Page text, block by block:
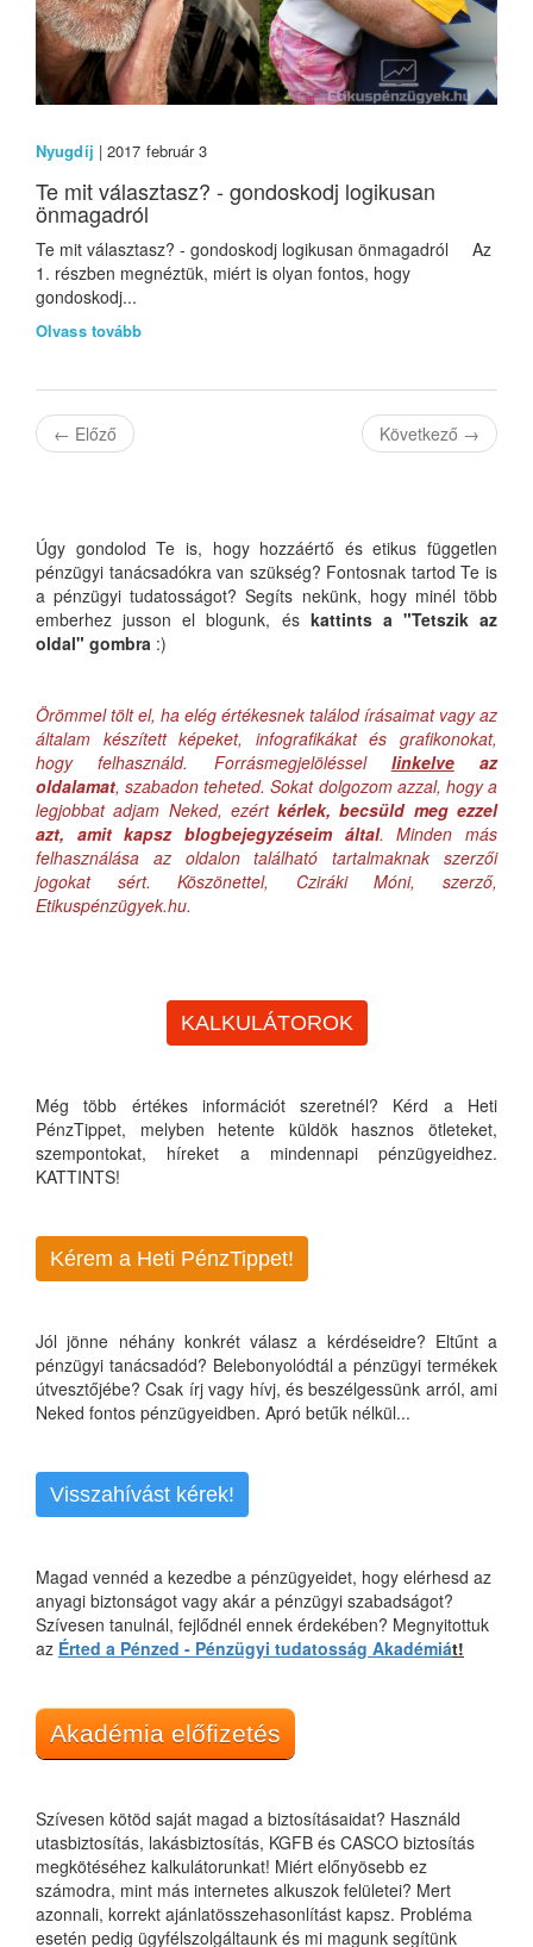
Nyugdíj | 2017 február 3
Te mit választasz? - gondoskodj logikusan
önmagadról
Te mit választasz? - gondoskodj logikusan önmagadról Az
1. részben megnéztük, miért is olyan fontos, hogy
gondoskodj...
Olvass tovább
← Előző Következő →
Úgy gondolod Te is, hogy hozzáértő és etikus független
pénzügyi tanácsadókra van szükség? Fontosnak tartod Te is
a pénzügyi tudatosságot? Segíts nekünk, hogy minél több
emberhez jusson el blogunk, és kattints a "Tetszik az
oldal" gombra :)
Örömmel tölt el, ha elég értékesnek találod írásaimat vagy az
általam készített képeket, infografikákat és grafikonokat,
hogy felhasználd. Forrásmegjelöléssel linkelveaz
oldalamat, szabadon teheted. Sokat dolgozom azzal, hogy a
legjobbat adjam Neked, ezértkérlek, becsüld meg ezzel
azt, amit kapsz blogbejegyzéseim által. Minden más
felhasználása az oldalon található tartalmaknak szerzői
jogokat sért. Köszönettel, Cziráki Móni, szerző,
Etikuspénzügyek.hu.
KALKULÁTOROK
Még több értékes információt szeretnél? Kérd a Heti
PénzTippet, melyben hetente küldök hasznos ötleteket,
szempontokat, híreket a mindennapi pénzügyeidhez.
KATTINTS!
Kérem a Heti PénzTippet!
Jól jönne néhány konkrét válasz a kérdéseidre? Eltűnt a
pénzügyi tanácsadód? Belebonyolódtál a pénzügyi termékek
útvesztőjébe? Csak írj vagy hívj, és beszélgessünk arról, ami
Neked fontos pénzügyeidben. Apró betűk nélkül...
Visszahívást kérek!
Magad vennéd a kezedbe a pénzügyeidet, hogy elérhesd az
anyagi biztonságot vagy akár a pénzügyi szabadságot?
Szívesen tanulnál, fejlődnél ennek érdekében? Megnyitottuk
az Érted a Pénzed - Pénzügyi tudatosság Akadémiát!
Akadémia előfizetés
Szívesen kötöd saját magad a biztosításaidat? Használd
utasbiztosítás, lakásbiztosítás, KGFB és CASCO biztosítás
megkötéséhez kalkulátorunkat! Miért előnyösebb ez
számodra, mint más internetes alkuszok felületei? Mert
azonnali, korrekt ajánlatösszehasonlítást kapsz. Probléma
esetén pedig ügyfélszolgáltaunk és mi magunk segítünk